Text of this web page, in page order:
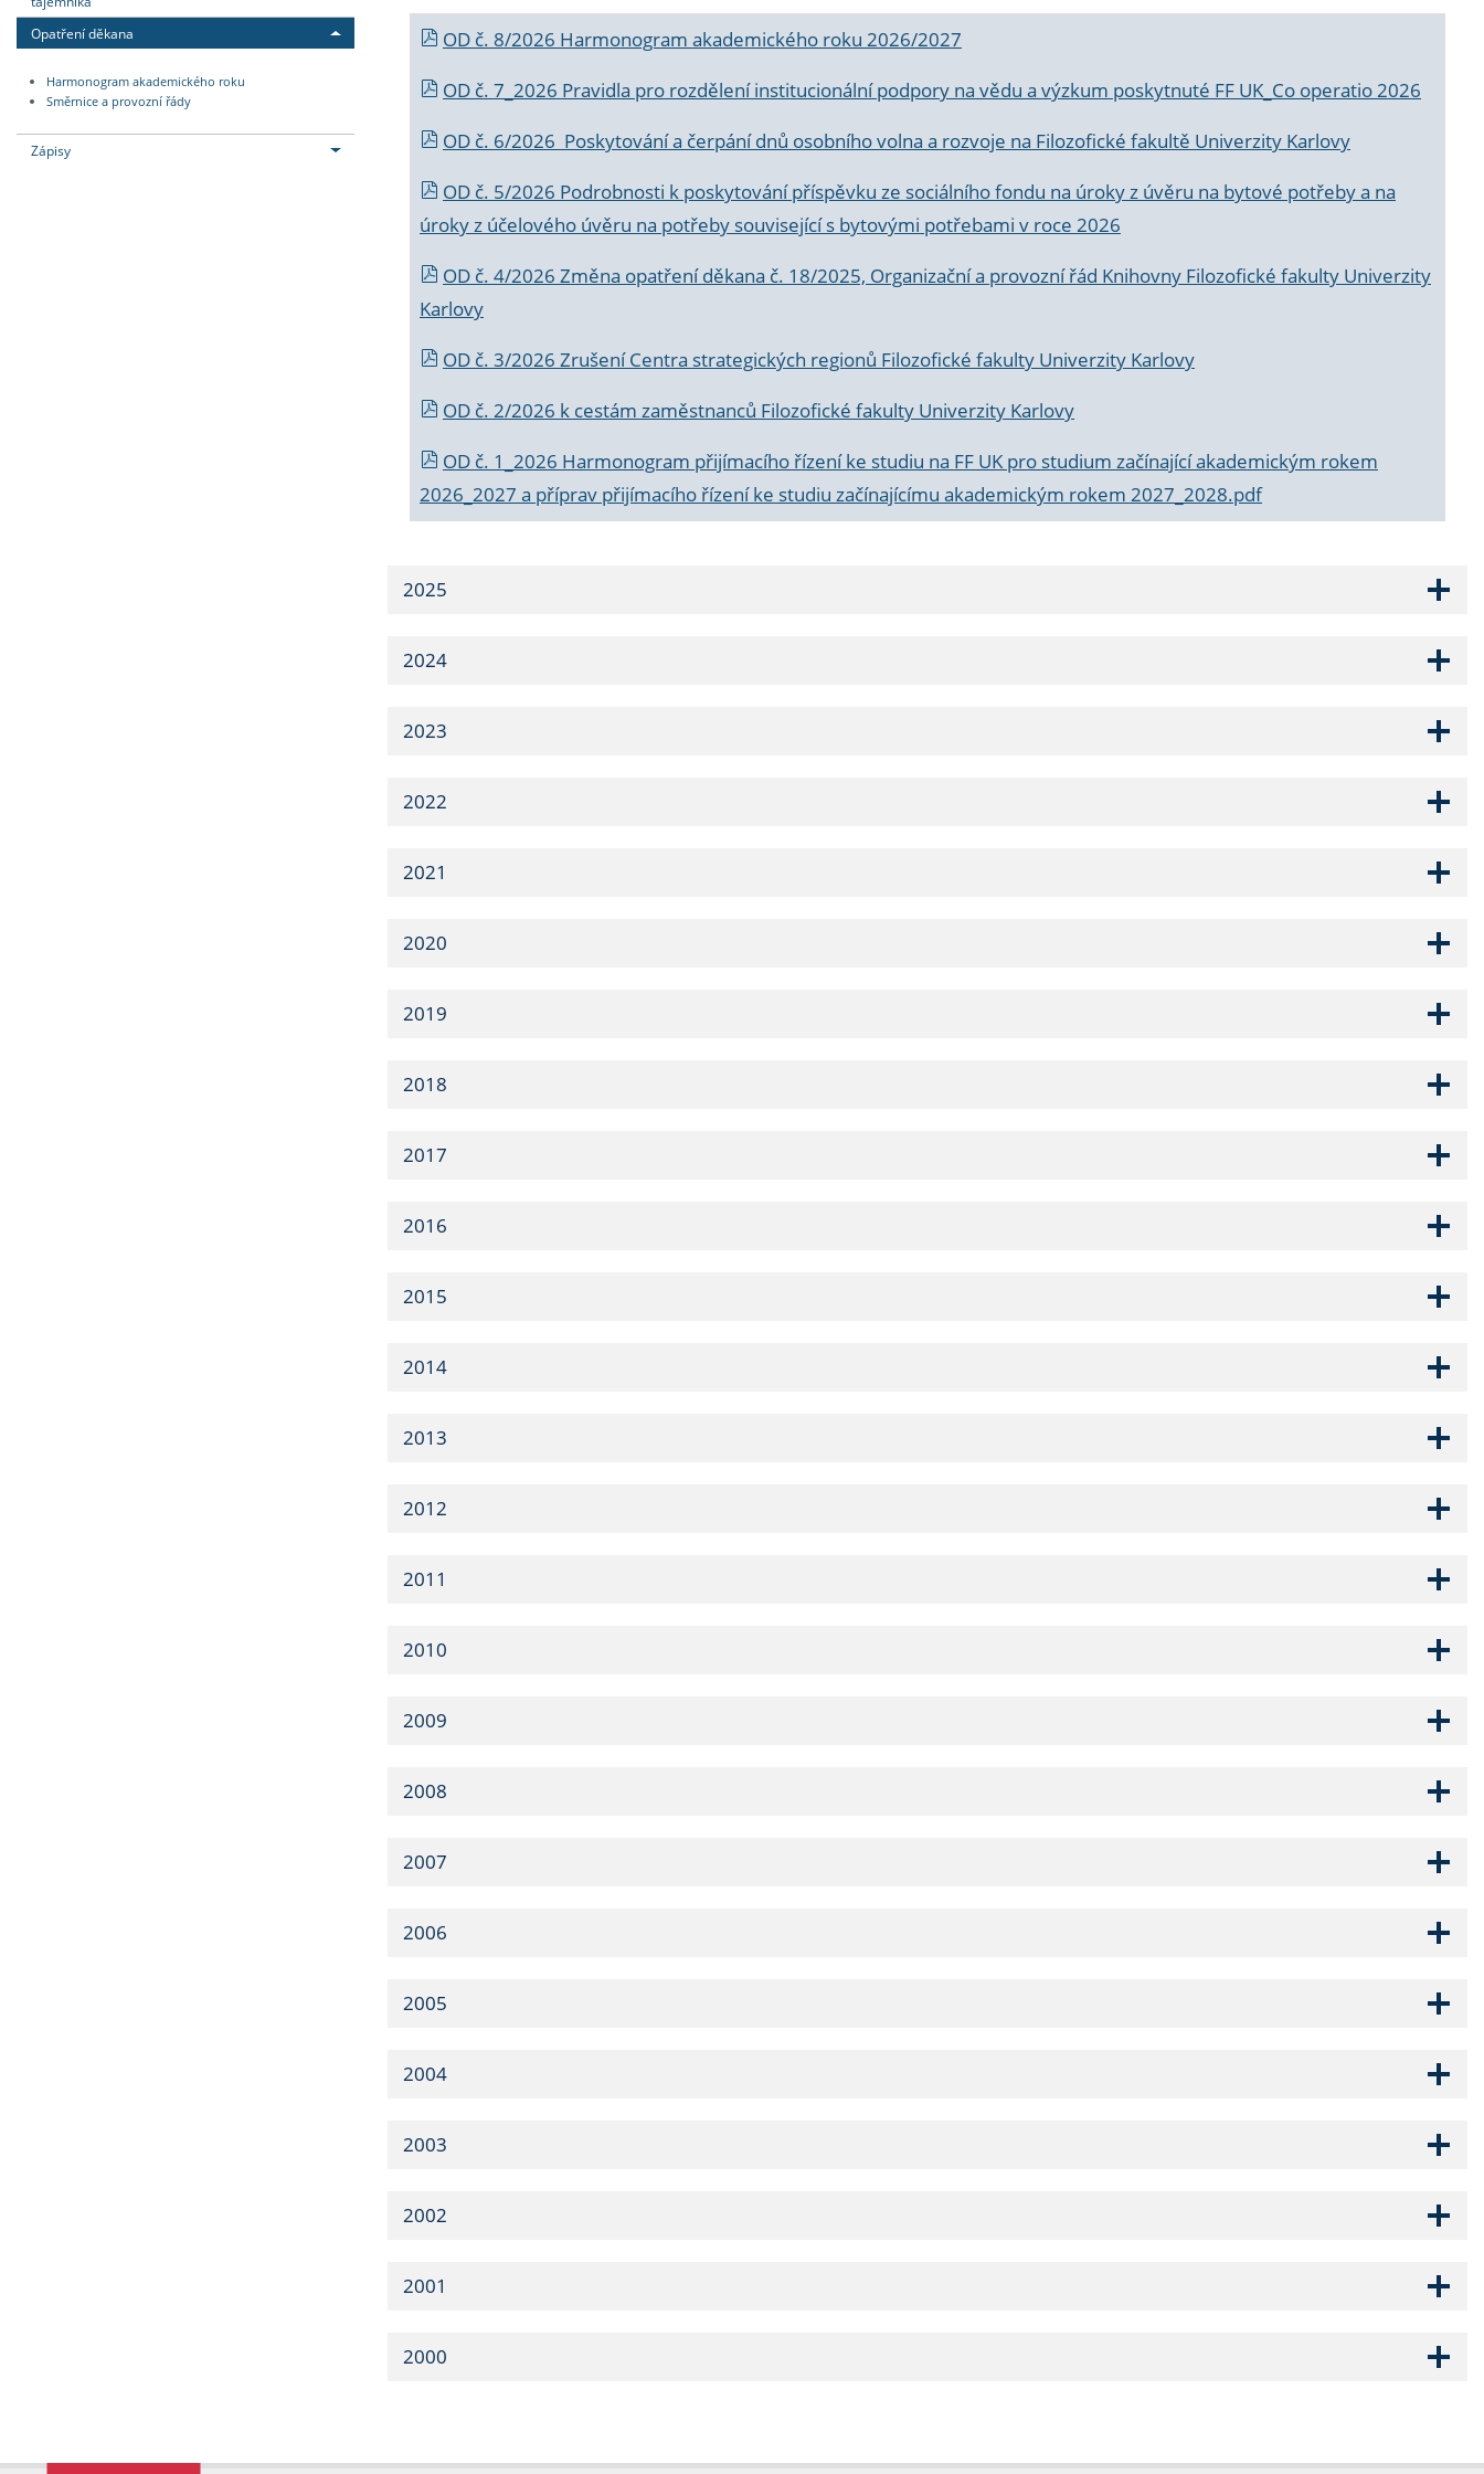
Opatření děkana
Harmonogram akademického roku
Směrnice a provozní řády
Zápisy
OD č. 8/2026 Harmonogram akademického roku 2026/2027
OD č. 7_2026 Pravidla pro rozdělení institucionální podpory na vědu a výzkum poskytnuté FF UK_Co operatio 2026
OD č. 6/2026 Poskytování a čerpání dnů osobního volna a rozvoje na Filozofické fakultě Univerzity Karlovy
OD č. 5/2026 Podrobnosti k poskytování příspěvku ze sociálního fondu na úroky z úvěru na bytové potřeby a na
úroky z účelového úvěru na potřeby související s bytovými potřebami v roce 2026
OD č. 4/2026 Změna opatření děkana č. 18/2025, Organizační a provozní řád Knihovny Filozofické fakulty Univerzity
Karlovy
OD č. 3/2026 Zrušení Centra strategických regionů Filozofické fakulty Univerzity Karlovy
OD č. 2/2026 k cestám zaměstnanců Filozofické fakulty Univerzity Karlovy
OD č. 1_2026 Harmonogram přijímacího řízení ke studiu na FF UK pro studium začínající akademickým rokem
2026_2027 a příprav přijímacího řízení ke studiu začínajícímu akademickým rokem 2027_2028.pdf
2025
2024
2023
2022
2021
2020
2019
2018
2017
2016
2015
2014
2013
2012
2011
2010
2009
2008
2007
2006
2005
2004
2003
2002
2001
2000